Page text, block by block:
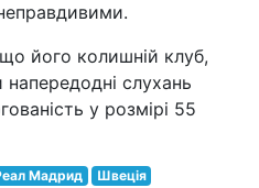
його колишній клуб,
слухань
у розмірі 55
Мадрид
Швеція